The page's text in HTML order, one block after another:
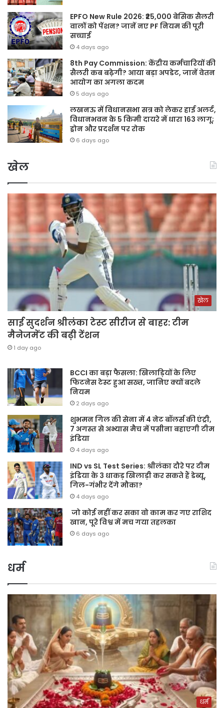
EPFO New Rule 2026: ₹25,000 बेसिक सैलरी
वालों को पेंशन? जानें नए PF नियम की पूरी
सच्चाई
4 days ago
8th Pay Commission: केंद्रीय कर्मचारियों की
सैलरी कब बढ़ेगी? आया बड़ा अपडेट, जानें वेतन
आयोग का अगला कदम
5 days ago
लखनऊ में विधानसभा सत्र को लेकर हाई अलर्ट,
विधानभवन के 5 किमी दायरे में धारा 163 लागू;
ड्रोन और प्रदर्शन पर रोक
6 days ago
खेल
खेल
साई सुदर्शन श्रीलंका टेस्ट सीरीज से बाहर: टीम
मैनेजमेंट की बढ़ी टेंशन
1 day ago
BCCI का बड़ा फैसला: खिलाड़ियों के लिए
फिटनेस टेस्ट हुआ सख्त, जानिए क्यों बदले
नियम
2 days ago
शुभमन गिल की सेना में 4 नेट बॉलर्स की एंट्री,
7 अगस्त से अभ्यास मैच में पसीना बहाएगी टीम
इंडिया
4 days ago
IND vs SL Test Series: श्रीलंका दौरे पर टीम
इंडिया के 3 धाकड़ खिलाड़ी कर सकते हैं डेब्यू,
गिल-गंभीर देंगे मौका?
4 days ago
जो कोई नहीं कर सका वो काम कर गए राशिद
खान, पूरे विश्व में मच गया तहलका
6 days ago
धर्म
धर्म